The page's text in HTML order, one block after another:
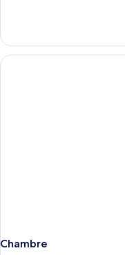
le
type
de
Chambre